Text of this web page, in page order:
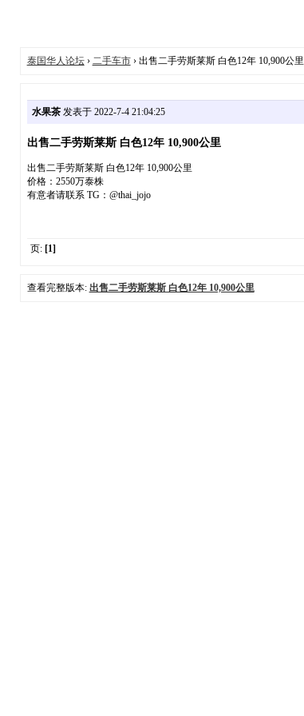
泰国华人论坛› 二手车市› 出售二手劳斯莱斯 白色12年 10,900公里
水果茶发表于 2022-7-4 21:04:25
出售二手劳斯莱斯 白色12年 10,900公里
出售二手劳斯莱斯 白色12年 10,900公里
价格：2550万泰株
有意者请联系 TG：@thai_jojo
页: [1]
查看完整版本: 出售二手劳斯莱斯 白色12年 10,900公里